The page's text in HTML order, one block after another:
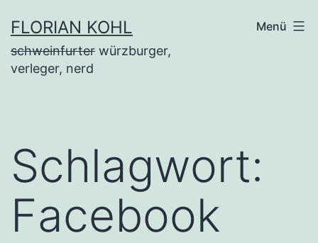
Inhalt
springen
FLORIAN KOHL
schweinfurter würzburger,
verleger, nerd
Menü
Schlagwort:
Facebook